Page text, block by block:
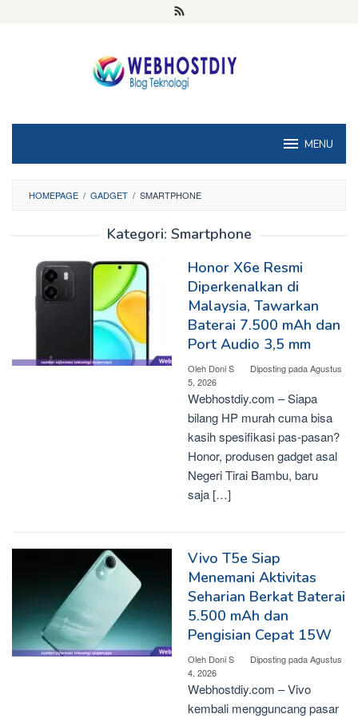
MENU
HOMEPAGE / GADGET / SMARTPHONE
Kategori: Smartphone
Honor X6e Resmi
Diperkenalkan di
Malaysia, Tawarkan
Baterai 7.500 mAh dan
Port Audio 3,5 mm
Oleh Doni S Diposting padaAgustus
5, 2026
Webhostdiy.com – Siapa
bilang HP murah cuma bisa
kasih spesifikasi pas-pasan?
Honor, produsen gadget asal
Negeri Tirai Bambu, baru
saja […]
Vivo T5e Siap
Menemani Aktivitas
Seharian Berkat Baterai
5.500 mAh dan
Pengisian Cepat 15W
Oleh Doni S Diposting padaAgustus
4, 2026
Webhostdiy.com – Vivo
kembali mengguncang pasar